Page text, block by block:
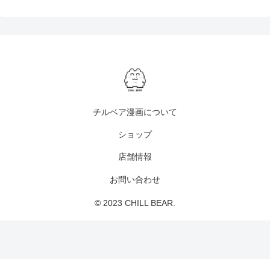
チルベア漫画について
ショップ
店舗情報
お問い合わせ
© 2023 CHILL BEAR.